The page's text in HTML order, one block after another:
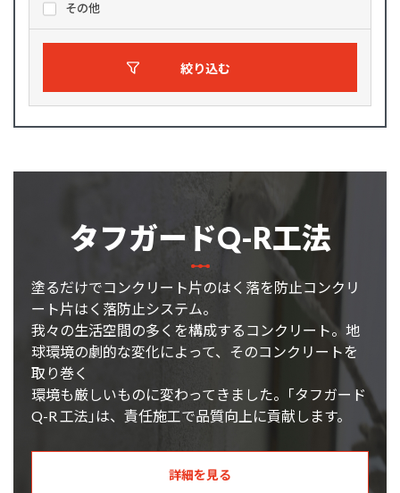
その他
絞り込む
タフガードQ-R工法
塗るだけでコンクリート片のはく落を防止コンクリ
ート片はく落防止システム。
我々の生活空間の多くを構成するコンクリート。地
球環境の劇的な変化によって、そのコンクリートを
取り巻く
環境も厳しいものに変わってきました。｢タフガード
Q-R 工法｣は、責任施工で品質向上に貢献します。
詳細を見る